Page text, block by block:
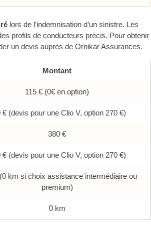
lors de l’indemnisation d’un sinistre. Les
profils de conducteurs précis. Pour obtenir
un devis auprès de Ornikar Assurances.
Montant
115 € (0€ en option)
€ (devis pour une Clio V, option 270 €)
380 €
€ (devis pour une Clio V, option 270 €)
km si choix assistance intermédiaire ou
premium)
0 km